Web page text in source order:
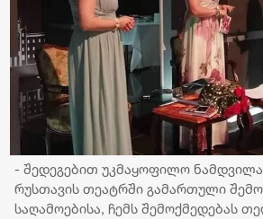
- შედეგებით უკმაყოფილო
რუსთავის თეატრში გამართული
საღამოებისა, ჩემს შემოქმედებას